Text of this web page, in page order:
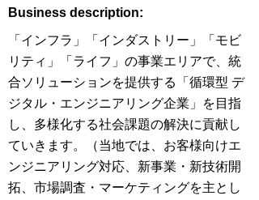
​Business description:
「インフラ」「インダストリー」「モビ
リティ」「ライフ」の事業エリアで、統
合ソリューションを提供する「循環型 デ
ジタル・エンジニアリング企業」を目指
し、多様化する社会課題の解決に貢献し
ていきます。（当地では、お客様向けエ
ンジニアリング対応、新事業・新技術開
拓、市場調査・マーケティングを主とし